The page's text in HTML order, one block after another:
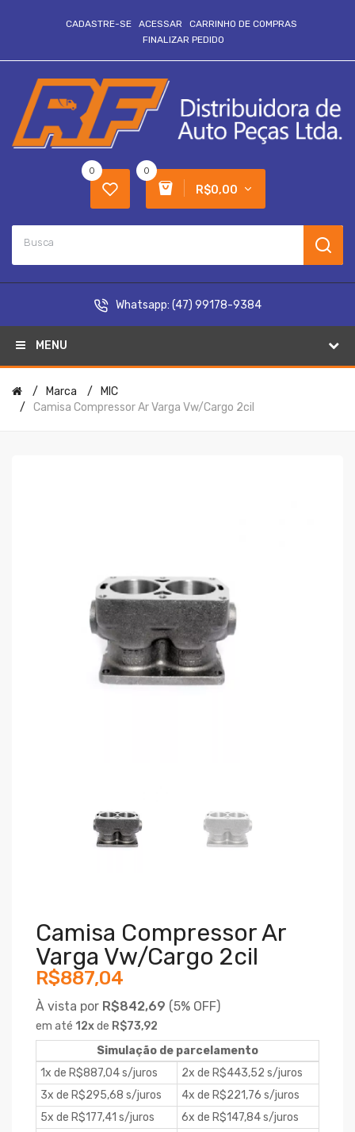
CADASTRE-SE ACESSAR
CARRINHO DE COMPRAS
FINALIZAR PEDIDO
0
R$0,00
0
Whatsapp: (47) 99178-9384
MENU
Marca
MIC
Camisa Compressor Ar Varga Vw/cargo 2cil
Camisa Compressor Ar
Varga Vw/cargo 2cil
R$887,04
À vista por R$842,69 (5% OFF)
em até 12xde R$73,92
Simulação de parcelamento
1x de R$887,04 s/juros
2x de R$443,52 s/juros
3x de R$295,68 s/juros
4x de R$221,76 s/juros
5x de R$177,41 s/juros
6x de R$147,84 s/juros